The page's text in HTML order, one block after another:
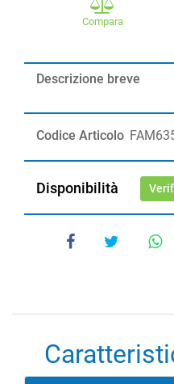
Compara
Descrizione breve
Codice Articolo
Disponibilità